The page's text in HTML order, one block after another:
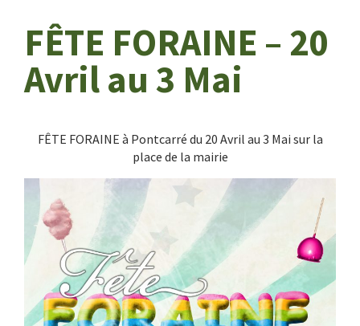
FÊTE FORAINE – 20
Avril au 3 Mai
FÊTE FORAINE à Pontcarré du 20 Avril au 3 Mai sur la
place de la mairie